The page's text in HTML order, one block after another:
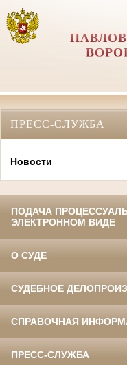
ПРЕСС-СЛУЖБА
Новости
ПОДАЧА
ЭЛЕКТРОННОМ ВИДЕ
О СУДЕ
СУДЕБНОЕ
СПРАВОЧНАЯ
ПРЕСС-СЛУЖБА